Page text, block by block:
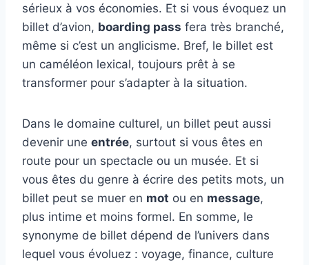
sérieux à vos économies. Et si vous évoquez un
billet d’avion, boarding pass fera très branché,
même si c’est un anglicisme. Bref, le billet est
un caméléon lexical, toujours prêt à se
transformer pour s’adapter à la situation.
Dans le domaine culturel, un billet peut aussi
devenir une entrée, surtout si vous êtes en
route pour un spectacle ou un musée. Et si
vous êtes du genre à écrire des petits mots, un
billet peut se muer en mot ou en message,
plus intime et moins formel. En somme, le
synonyme de billet dépend de l’univers dans
lequel vous évoluez : voyage, finance, culture